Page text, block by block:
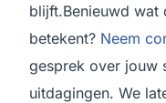
blijft.Benieuwd
betekent? Neem
gesprek over jouw
uitdagingen. We